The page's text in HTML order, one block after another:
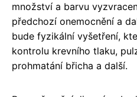
množství a barvu
předchozí onemocnění a
bude fyzikální vyšetření,
kontrolu krevního tlaku,
prohmatání břicha a další.